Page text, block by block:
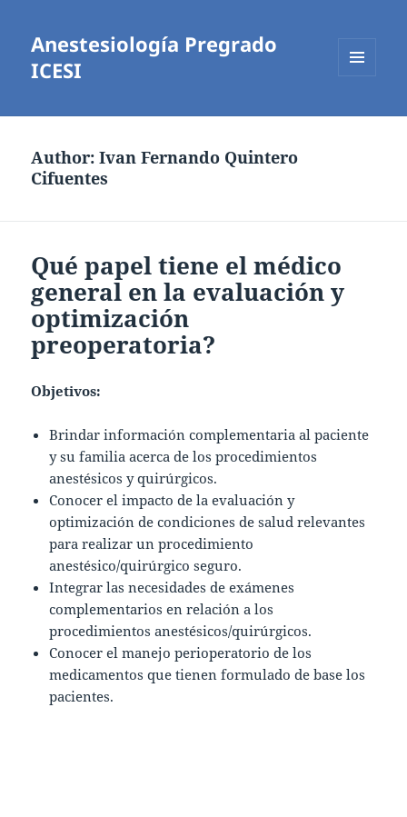
Anestesiología Pregrado
ICESI
WIDGETS
Author:Ivan Fernando Quintero
Cifuentes
Qué papel tiene el médico
general en la evaluación y
optimización
preoperatoria?
Objetivos:
Brindar información complementaria al paciente
y su familia acerca de los procedimientos
anestésicos y quirúrgicos.
Conocer el impacto de la evaluación y
optimización de condiciones de salud relevantes
para realizar un procedimiento
anestésico/quirúrgico seguro.
Integrar las necesidades de exámenes
complementarios en relación a los
procedimientos anestésicos/quirúrgicos.
Conocer el manejo perioperatorio de los
medicamentos que tienen formulado de base los
pacientes.